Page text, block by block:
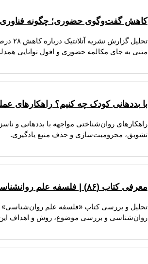
کاهش گفت‌وگوی حضوری؛ چگونه فناوری
متنی به جای مکالمه حضوری و افول توانایی
با بددهانی کودک چه کنیم؟ راهکارهای
راهکارهای روان‌شناختی مواجهه با بددهانی و
تشویق، محرومیت‌سازی و حذف منبع یادگیری.
معرفی کتاب (۸۶) | فلسفه علم روانشناسی
تحلیل و بررسی کتاب «فلسفه علم روان‌شناسی»
روان‌شناسی و بررسی موضوع، روش و اهداف